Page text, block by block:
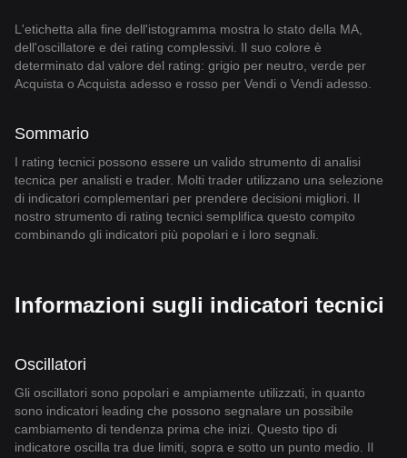
L'etichetta alla fine dell'istogramma mostra lo stato della MA,
dell'oscillatore e dei rating complessivi. Il suo colore è
determinato dal valore del rating: grigio per neutro, verde per
Acquista o Acquista adesso e rosso per Vendi o Vendi adesso.
Sommario
I rating tecnici possono essere un valido strumento di analisi
tecnica per analisti e trader. Molti trader utilizzano una selezione
di indicatori complementari per prendere decisioni migliori. Il
nostro strumento di rating tecnici semplifica questo compito
combinando gli indicatori più popolari e i loro segnali.
Informazioni sugli indicatori tecnici
Oscillatori
Gli oscillatori sono popolari e ampiamente utilizzati, in quanto
sono indicatori leading che possono segnalare un possibile
cambiamento di tendenza prima che inizi. Questo tipo di
indicatore oscilla tra due limiti, sopra e sotto un punto medio. Il